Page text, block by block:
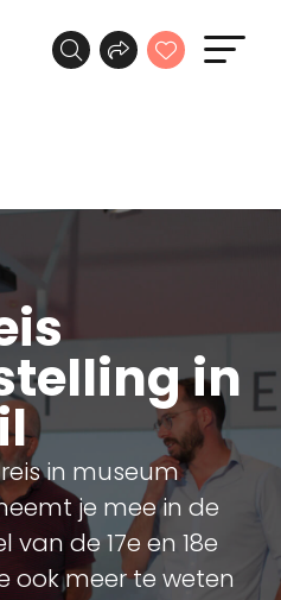
in
in museum
je mee in de
de 17e en 18e
ook meer te weten